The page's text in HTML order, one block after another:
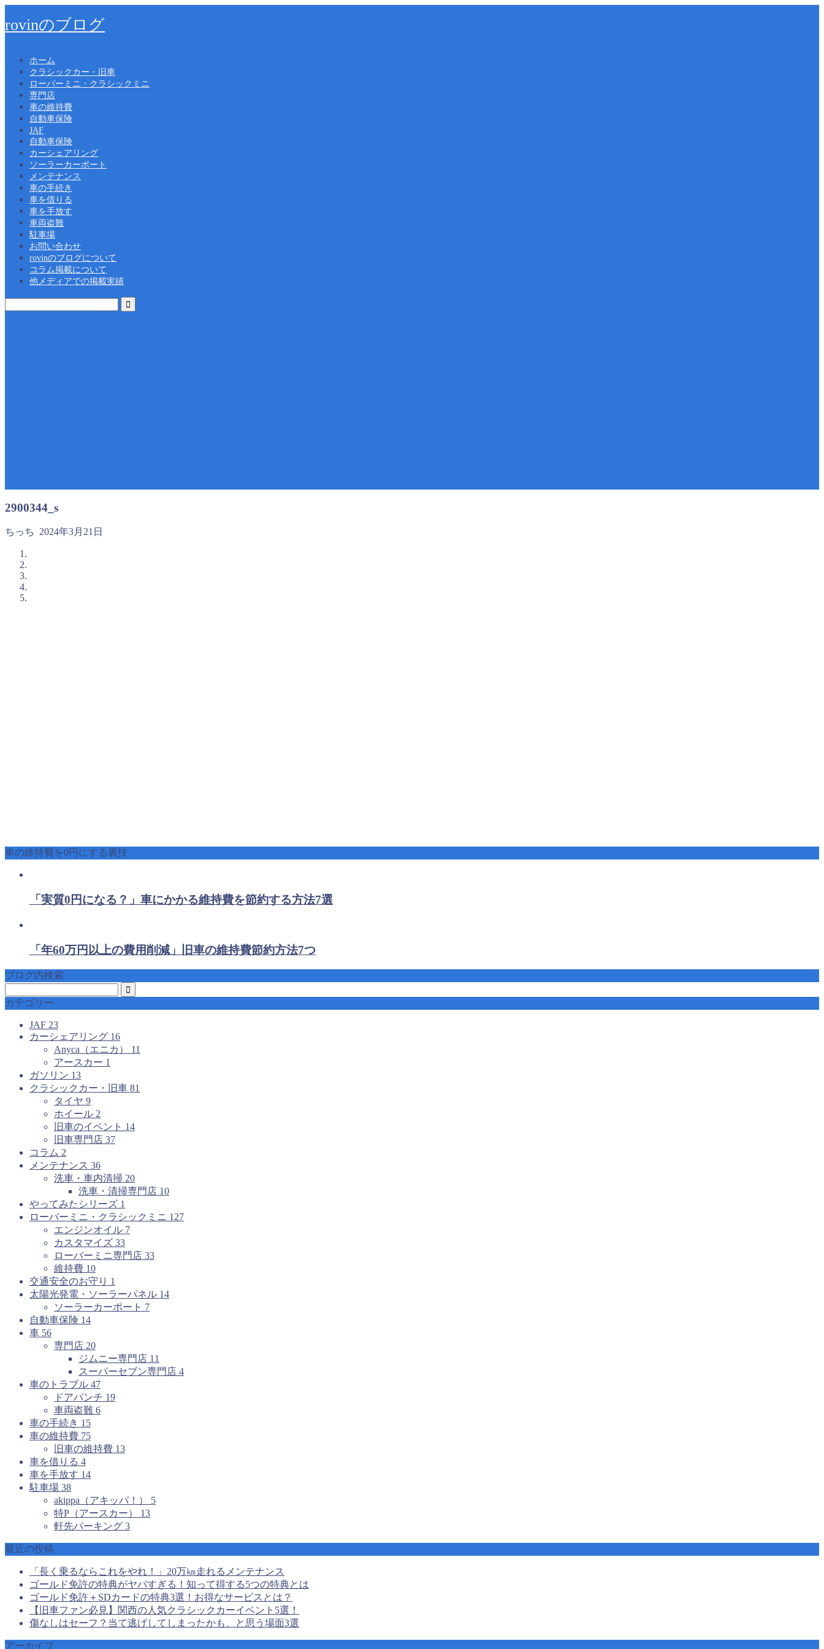
rovinのブログ
ホーム
クラシックカー・旧車
ローバーミニ・クラシックミニ
専門店
車の維持費
自動車保険
JAF
自動車保険
カーシェアリング
ソーラーカーポート
メンテナンス
車の手続き
車を借りる
車を手放す
車両盗難
駐車場
お問い合わせ
rovinのブログについて
コラム掲載について
他メディアでの掲載実績
2900344_s
ちっち 2024年3月21日
車の維持費を0円にする裏技
「実質0円になる？」車にかかる維持費を節約する方法7選
「年60万円以上の費用削減」旧車の維持費節約方法7つ
ブログ内検索
カテゴリー
JAF 23
カーシェアリング 16
Anyca（エニカ） 11
アースカー 1
ガソリン 13
クラシックカー・旧車 81
タイヤ 9
ホイール 2
旧車のイベント 14
旧車専門店 37
コラム 2
メンテナンス 36
洗車・車内清掃 20
洗車・清掃専門店 10
やってみたシリーズ 1
ローバーミニ・クラシックミニ 127
エンジンオイル 7
カスタマイズ 33
ローバーミニ専門店 33
維持費 10
交通安全のお守り 1
太陽光発電・ソーラーパネル 14
ソーラーカーポート 7
自動車保険 14
車 56
専門店 20
ジムニー専門店 11
スーパーセブン専門店 4
車のトラブル 47
ドアパンチ 19
車両盗難 6
車の手続き 15
車の維持費 75
旧車の維持費 13
車を借りる 4
車を手放す 14
駐車場 38
akippa（アキッパ！） 5
特P（アースカー） 13
軒先パーキング 3
最近の投稿
「長く乗るならこれをやれ！」20万㎞走れるメンテナンス
ゴールド免許の特典がヤバすぎる！知って得する5つの特典とは
ゴールド免許＋SDカードの特典3選！お得なサービスとは？
【旧車ファン必見】関西の人気クラシックカーイベント5選！
傷なしはセーフ？当て逃げしてしまったかも、と思う場面3選
アーカイブ